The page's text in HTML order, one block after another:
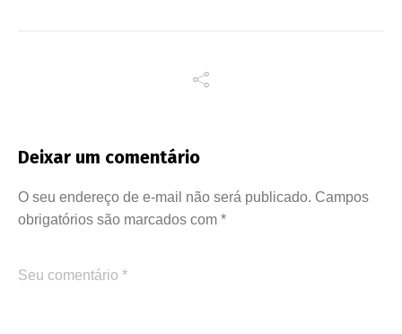
Deixar um comentário
O seu endereço de e-mail não será publicado. Campos
obrigatórios são marcados com *